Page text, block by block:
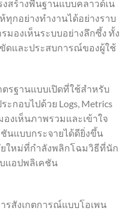
สร้างพื้นฐานแบบคลาวด์เน
ทุกอย่างทำงานได้อย่างราบ
มองเห็นระบบอย่างลึกซึ้ง ทั้ง
ดและประสบการณ์ของผู้ใช้
รฐานแบบเปิดที่ใช้สำหรับ
ะกอบไปด้วย Logs, Metrics
องเห็นภาพรวมและเข้าใจ
นแบบกระจายได้ดียิ่งขึ้น
ใหม่ที่กำลังพลิกโฉมวิธีที่นัก
แอปพลิเคชัน
ารสังเกตการณ์แบบโอเพน